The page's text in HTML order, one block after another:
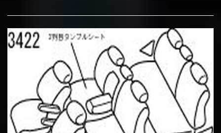
⑪Black ⑫Ivory
⑬Light gray ⑭Caramel ⑮Wine red
⑦Blue ⑧Orange ⑨Pink
⑩White ⑪Black ⑫Ivory
⑦Blue ⑧Orange ⑨Pink
⑦Wine-red ⑧Yellow ⑨Orange
④Beige ⑤Ivory ⑥Red
⑦Wine-red ⑧Yellow ⑨Orange